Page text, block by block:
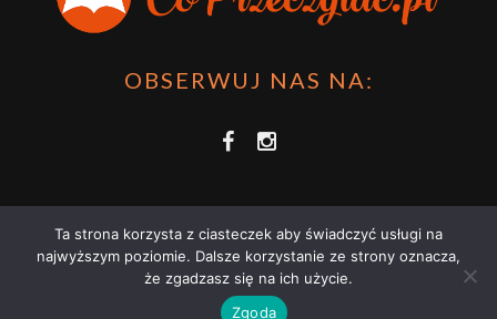
OBSERWUJ NAS NA:
COPRZECZYTAĆ.PL 2021 | STRONA WYKORZYSTUJE PLIKI COOKIES |
POLITYKĄ PRYWATNOŚCI
Ta strona korzysta z ciasteczek aby świadczyć usługi na
najwyższym poziomie. Dalsze korzystanie ze strony oznacza,
że zgadzasz się na ich użycie.
Zgoda